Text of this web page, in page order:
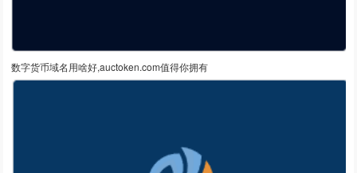
数字货币域名用啥好,auctoken.com值得你拥有